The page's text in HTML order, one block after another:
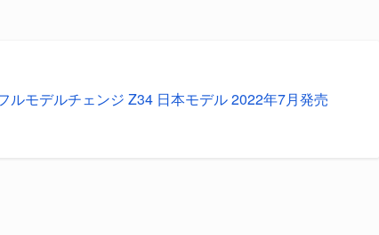
ルモデルチェンジ Z34 日本モデル 2022年7月発売